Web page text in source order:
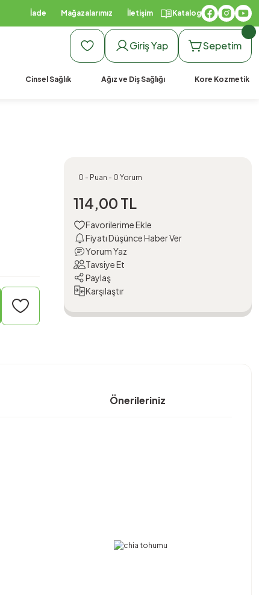
İade Mağazalarımız İletişim Katalog
Giriş Yap Sepetim
Cinsel Sağlık Ağız ve Diş Sağlığı Kore Kozmetik
0 - Puan - 0 Yorum
114,00 TL
Fiyatı Düşünce Haber Ver
Yorum Yaz
Tavsiye Et
Paylaş
Karşılaştır
Önerileriniz